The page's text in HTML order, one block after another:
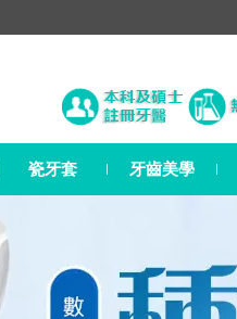
瓷牙套 牙齒美學